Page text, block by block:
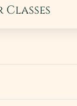
Classes